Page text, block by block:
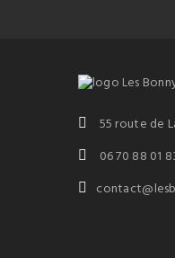
55 route de
06 70 88 01